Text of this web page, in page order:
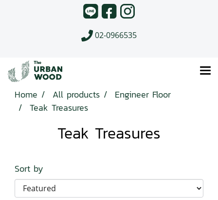
02-0966535
Home All products
Engineer Floor
Teak Treasures
Teak Treasures
Sort by